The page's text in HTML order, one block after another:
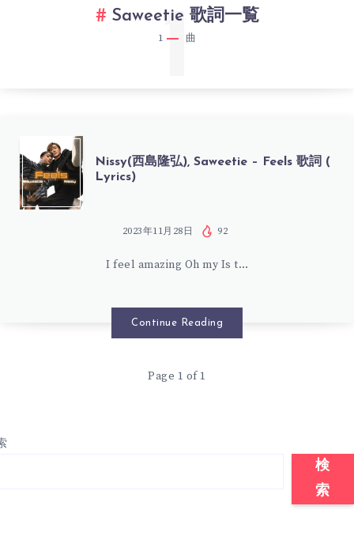
Saweetie 歌詞一覧
1 曲
1
NISSY(西
島
SAWEETIE
Nissy(西島隆弘), Saweetie – Feels 歌詞 (
Lyrics)
2023年11月28日 92
I feel amazing Oh my Is t…
Continue Reading
Page 1 of 1
検
索